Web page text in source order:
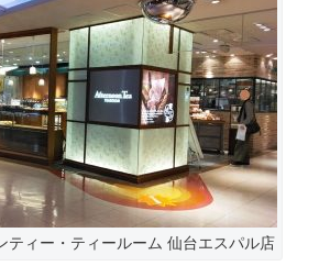
ティー・ティールーム 仙台エスパル店